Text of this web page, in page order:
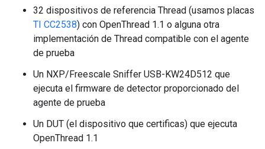
32 dispositivos de referencia Thread (usamos placas
TI CC2538) con OpenThread 1.1 o alguna otra
implementación de Thread compatible con el agente
de prueba
Un NXP/Freescale Sniffer USB-KW24D512 que
ejecuta el firmware de detector proporcionado del
agente de prueba
Un DUT (el dispositivo que certificas) que ejecuta
OpenThread 1.1